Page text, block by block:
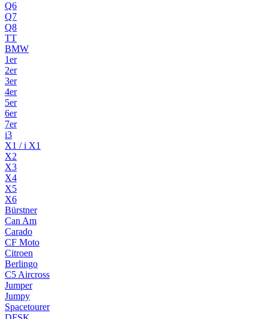
Q6
Q7
Q8
TT
BMW
1er
2er
3er
4er
5er
6er
7er
i3
X1 / i X1
X2
X3
X4
X5
X6
Bürstner
Can Am
Carado
CF Moto
Citroen
Berlingo
C5 Aircross
Jumper
Jumpy
Spacetourer